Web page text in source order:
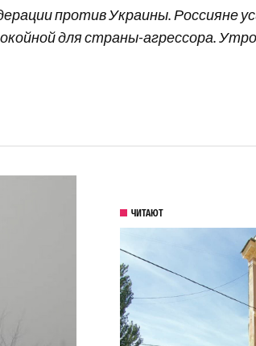
против Украины. Россияне
для страны-агрессора.
ЧИТАЮТ